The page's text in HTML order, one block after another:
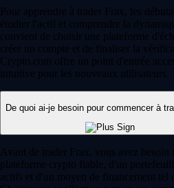
Pour apprendre à trader Frax, les
étudier l'actif et comprendre la
convient de choisir une plateforme
créer un compte et de finaliser la
Crypto.com offre un point d'entrée
intuitive pour les nouveaux utilisateurs.
De quoi ai-je besoin pour commencer à
Avant de trader Frax, vous avez
plateforme crypto fiable, d'un
actifs et d'un moyen de financement tel